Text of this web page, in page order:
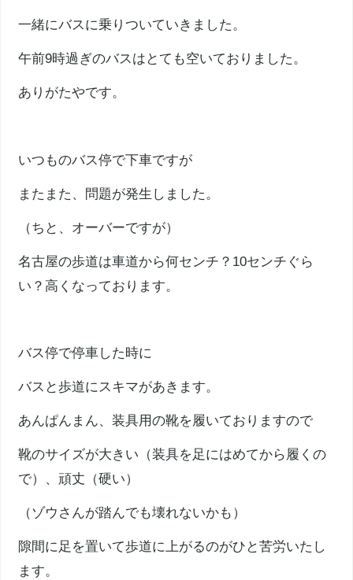
一緒にバスに乗りついていきました。
午前9時過ぎのバスはとても空いておりました。
ありがたやです。
いつものバス停で下車ですが
またまた、問題が発生しました。
（ちと、オーバーですが）
名古屋の歩道は車道から何センチ？10センチぐら
い？高くなっております。
バス停で停車した時に
バスと歩道にスキマがあきます。
あんぱんまん、装具用の靴を履いておりますので
靴のサイズが大きい（装具を足にはめてから履くの
で）、頑丈（硬い）
（ゾウさんが踏んでも壊れないかも）
隙間に足を置いて歩道に上がるのがひと苦労いたし
ます。